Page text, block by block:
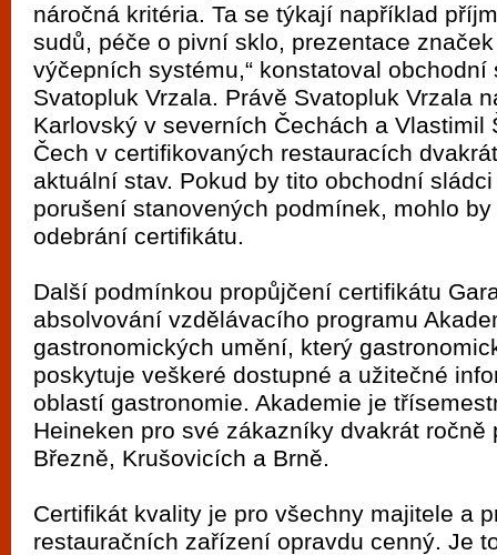
náročná kritéria. Ta se týkají například
sudů, péče o pivní sklo, prezentace
výčepních systému,“ konstatoval obchodní
Svatopluk Vrzala. Právě Svatopluk Vrzala
Karlovský v severních Čechách a Vlastimil
Čech v certifikovaných restauracích
aktuální stav. Pokud by tito obchodní
porušení stanovených podmínek, mohlo
odebrání certifikátu.
Další podmínkou propůjčení certifikátu
absolvování vzdělávacího programu
gastronomických umění, který
poskytuje veškeré dostupné a užitečné
oblastí gastronomie. Akademie je
Heineken pro své zákazníky dvakrát ročně
Březně, Krušovicích a Brně.
Certifikát kvality je pro všechny majitele a
restauračních zařízení opravdu cenný. Je